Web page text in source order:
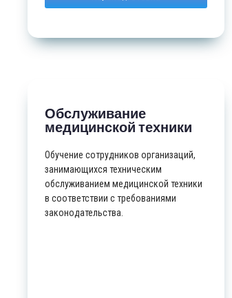
Обслуживание
медицинской техники
Обучение сотрудников организаций,
занимающихся техническим
обслуживанием медицинской техники
в соответствии с требованиями
законодательства.